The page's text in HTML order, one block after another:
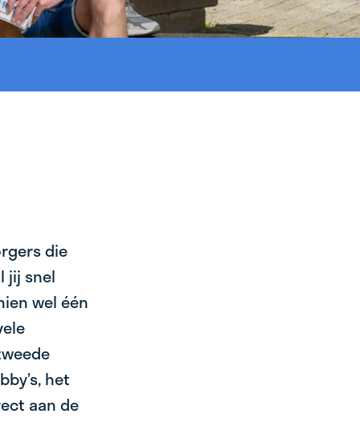
die
jij snel
wel één
het
aan de